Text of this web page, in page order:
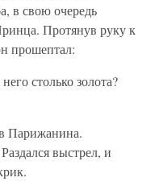
в свою очередь
Протянув руку к
прошептал:
столько золота?
Парижанина.
выстрел, и